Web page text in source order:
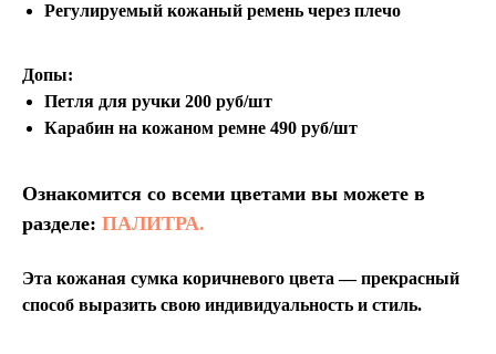
Регулируемый кожаный ремень через плечо
Допы:
Петля для ручки 200 руб/шт
Карабин на кожаном ремне 490 руб/шт
Ознакомится со всеми цветами вы можете в
разделе: ПАЛИТРА.
Эта кожаная сумка коричневого цвета — прекрасный
способ выразить свою индивидуальность и стиль.